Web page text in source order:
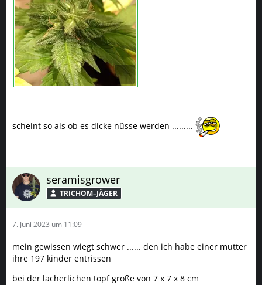
scheint so als ob es dicke nüsse werden .........
seramisgrower
TRICHOM–JÄGER
7. Juni 2023 um 11:09
mein gewissen wiegt schwer ...... den ich habe einer mutter
ihre 197 kinder entrissen
bei der lächerlichen topf größe von 7 x 7 x 8 cm